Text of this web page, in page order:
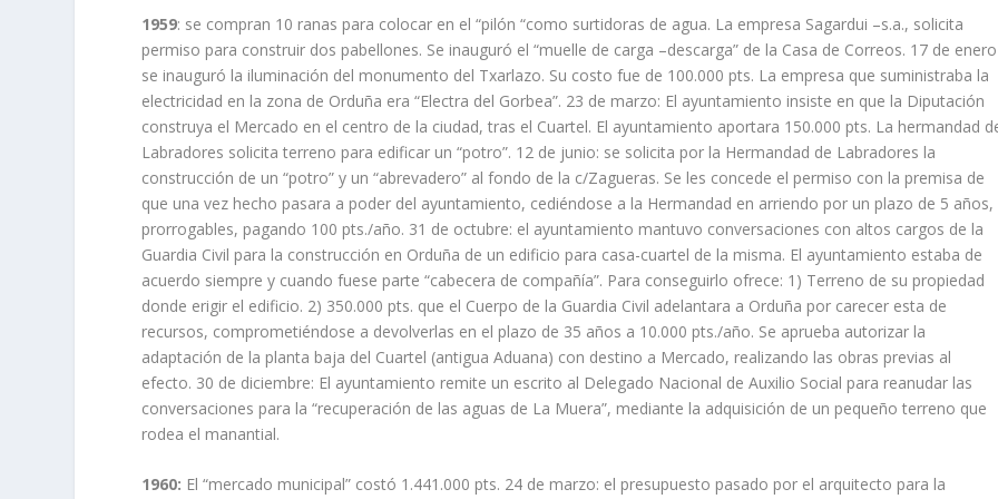
1959: se compran 10 ranas para colocar en el “pilón “como surtidoras de agua. La empresa Sagardui –s.a., solicita
permiso para construir dos pabellones. Se inauguró el “muelle de carga –descarga” de la Casa de Correos. 17 de enero
se inauguró la iluminación del monumento del Txarlazo. Su costo fue de 100.000 pts. La empresa que suministraba la
electricidad en la zona de Orduña era “Electra del Gorbea”. 23 de marzo: El ayuntamiento insiste en que la Diputación
construya el Mercado en el centro de la ciudad, tras el Cuartel. El ayuntamiento aportara 150.000 pts. La hermandad
Labradores solicita terreno para edificar un “potro”. 12 de junio: se solicita por la Hermandad de Labradores la
construcción de un “potro” y un “abrevadero” al fondo de la c/Zagueras. Se les concede el permiso con la premisa de
que una vez hecho pasara a poder del ayuntamiento, cediéndose a la Hermandad en arriendo por un plazo de 5 años,
prorrogables, pagando 100 pts./año. 31 de octubre: el ayuntamiento mantuvo conversaciones con altos cargos de la
Guardia Civil para la construcción en Orduña de un edificio para casa-cuartel de la misma. El ayuntamiento estaba de
acuerdo siempre y cuando fuese parte “cabecera de compañía”. Para conseguirlo ofrece: 1) Terreno de su propiedad
donde erigir el edificio. 2) 350.000 pts. que el Cuerpo de la Guardia Civil adelantara a Orduña por carecer esta de
recursos, comprometiéndose a devolverlas en el plazo de 35 años a 10.000 pts./año. Se aprueba autorizar la
adaptación de la planta baja del Cuartel (antigua Aduana) con destino a Mercado, realizando las obras previas al
efecto. 30 de diciembre: El ayuntamiento remite un escrito al Delegado Nacional de Auxilio Social para reanudar las
conversaciones para la “recuperación de las aguas de La Muera”, mediante la adquisición de un pequeño terreno que
rodea el manantial.
1960: El “mercado municipal” costó 1.441.000 pts. 24 de marzo: el presupuesto pasado por el arquitecto para la